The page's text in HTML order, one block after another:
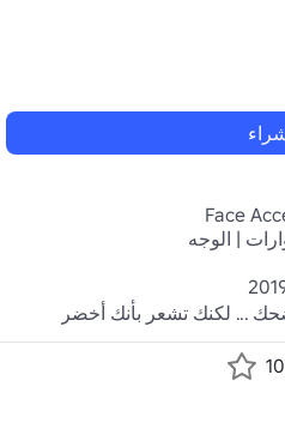
Face
| الوجه
... لكنك تشعر بأنك أخضر